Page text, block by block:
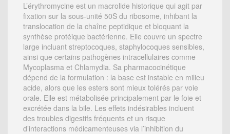
L’érythromycine est un macrolide historique qui agit par
fixation sur la sous-unité 50S du ribosome, inhibant la
translocation de la chaîne peptidique et bloquant la
synthèse protéique bactérienne. Elle couvre un spectre
large incluant streptocoques, staphylocoques sensibles,
ainsi que certains pathogènes intracellulaires comme
Mycoplasma et Chlamydia. Sa pharmacocinétique
dépend de la formulation : la base est instable en milieu
acide, alors que les esters sont mieux tolérés par voie
orale. Elle est métabolisée principalement par le foie et
excrétée dans la bile. Les effets indésirables incluent
des troubles digestifs fréquents et un risque
d’interactions médicamenteuses via l’inhibition du